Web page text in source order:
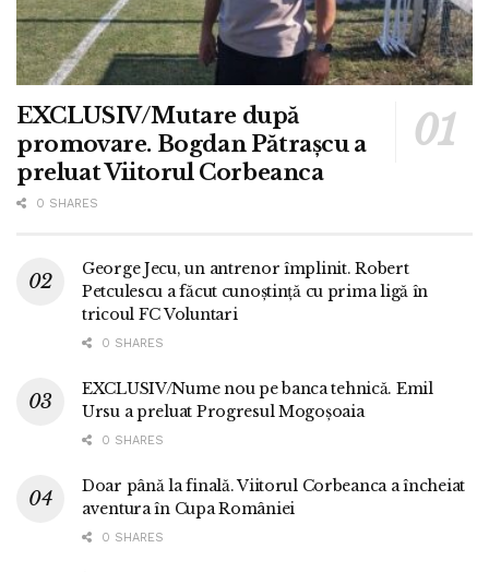
EXCLUSIV/Mutare după
promovare. Bogdan Pătrașcu a
preluat Viitorul Corbeanca
0 SHARES
George Jecu, un antrenor împlinit. Robert
Petculescu a făcut cunoștință cu prima ligă în
tricoul FC Voluntari
0 SHARES
EXCLUSIV/Nume nou pe banca tehnică. Emil
Ursu a preluat Progresul Mogoșoaia
0 SHARES
Doar până la finală. Viitorul Corbeanca a încheiat
aventura în Cupa României
0 SHARES